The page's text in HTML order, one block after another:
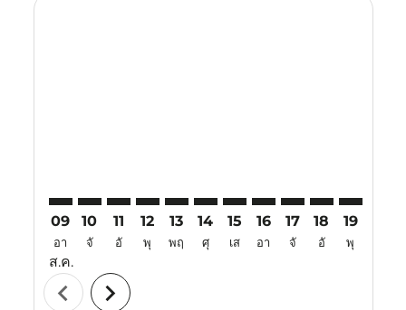
09
อา
ส.ค.
10
จั
11
อั
12
พุ
13
พฤ
14
ศุ
15
เส
16
อา
17
จั
18
อั
19
พุ
chevron_left chevron_right